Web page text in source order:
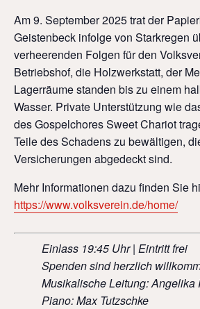
Am 9. September 2025 trat der
Geistenbeck infolge von Starkregen
verheerenden Folgen für den
Betriebshof, die Holzwerkstatt, der
Lagerräume standen bis zu einem
Wasser. Private Unterstützung wie
des Gospelchores Sweet Chariot
Teile des Schadens zu bewältigen,
Versicherungen abgedeckt sind.
Mehr Informationen dazu finden Sie
https://www.volksverein.de/home/
Einlass 19:45 Uhr | Eintritt frei
Spenden sind herzlich
Musikalische Leitung: Angelika
Piano: Max Tutzschke